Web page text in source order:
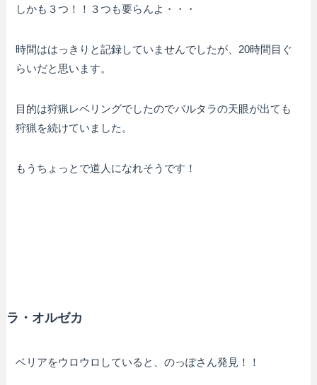
しかも３つ！！３つも要らんよ・・・
時間ははっきりと記録していませんでしたが、20時間目ぐ
らいだと思います。
目的は狩猟レベリングでしたのでバルタラの天眼が出ても
狩猟を続けていました。
もうちょっとで道人になれそうです！
ラ・オルゼカ
ベリアをウロウロしていると、のっぽさん発見！！